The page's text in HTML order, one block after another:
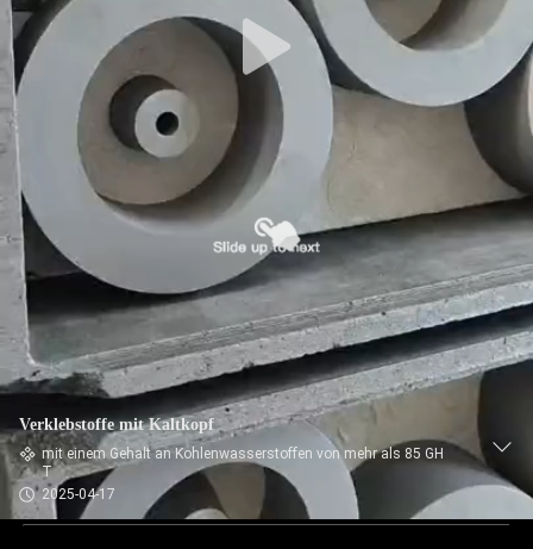
Verklebstoffe mit Kaltkopf
mit einem Gehalt an Kohlenwasserstoffen von mehr als 85 GH
T
2025-04-17